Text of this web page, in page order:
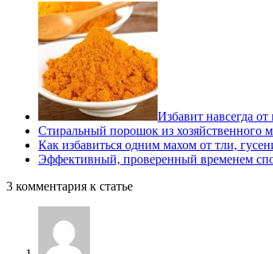
Избавит навсегда
Стиральный порошок из хозяйственного
Как избавиться одним махом от тли,
Эффективный, проверенный временем
3 комментария к статье